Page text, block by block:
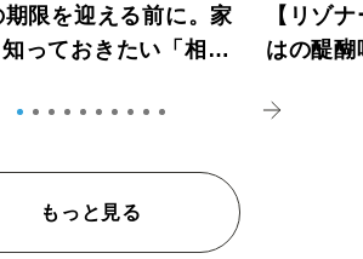
限を迎える前に。家
っておきたい「相続
【リゾ
はの醍
もっと見る